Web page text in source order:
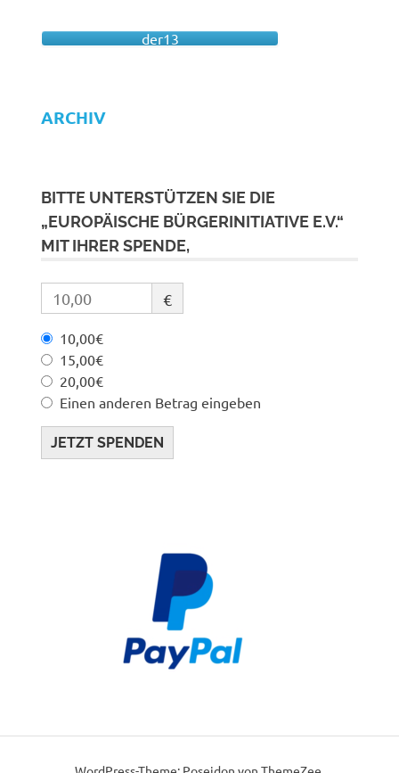
der13
ARCHIV
BITTE UNTERSTÜTZEN SIE DIE
„EUROPÄISCHE BÜRGERINITIATIVE E.V.“
MIT IHRER SPENDE,
€
10,00€
15,00€
20,00€
Einen anderen Betrag eingeben
JETZT SPENDEN